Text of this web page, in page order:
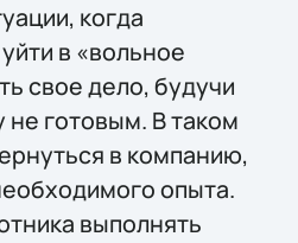
когда
в «вольное
свое дело, будучи
готовым. В таком
в компанию,
опыта.
выполнять